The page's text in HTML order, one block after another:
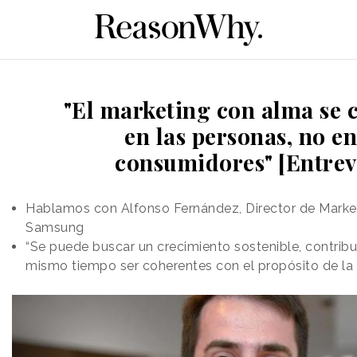
"El marketing con alma se
en las personas, no
consumidores"
Hablamos con Alfonso Fernández, Director de
Samsung
“Se puede buscar un crecimiento sostenible,
mismo tiempo ser coherentes con el propósito de la